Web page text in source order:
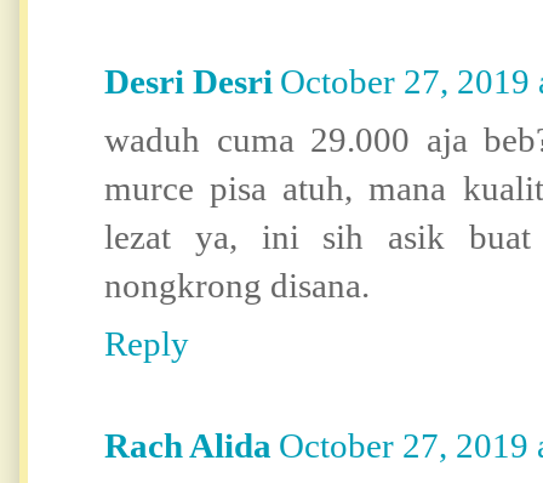
Desri Desri October 27,
waduh cuma 29.000 aja
murce pisa atuh, mana
lezat ya, ini sih asik
nongkrong disana.
Reply
Rach Alida October 27,